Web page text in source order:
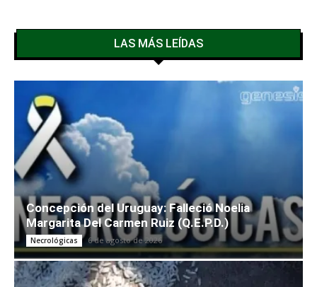
LAS MÁS LEÍDAS
Concepción del Uruguay: Falleció Noelia
Margarita Del Carmen Ruiz (Q.E.P.D.)
Necrológicas 6 de agosto de 2026